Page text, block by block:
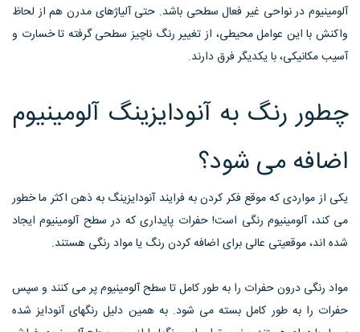
آلومینیوم در نواحی غیر فعال سطحی باشد. حتی آلیاژهای مدرن هم از لحاظ
واکنش با این عوامل محیطی، از تغییر رنگ ناچیز سطحی گرفته تا خسارت و
آسیب مکانیکی، با یکدیگر فرق دارند.
چطور رنگ به آنودایزینگ آلومینیوم
اضافه می شود؟
یکی از مواردی که موقع فکر کردن به فرایند آنودایزینگ به ذهن اکثر ما خطور
می کند، آلومینیوم رنگی است! حفرات پایداری که در سطح آلومینیوم ایجاد
شده اند، موقعیتی عالی برای اضافه کردن رنگ یا مواد رنگی هستند.
مواد رنگی درون حفرات را به طور کامل تا سطح آلومینیوم پر می کنند و سپس
حفرات را به طور کامل بسته می شود. به همین دلیل رنگهای آنودایز شده